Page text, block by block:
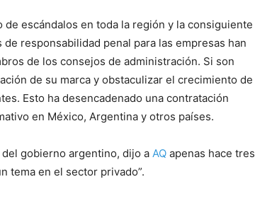
de escándalos en toda la región y la consiguiente
responsabilidad penal para las empresas han
de los consejos de administración. Si son
de su marca y obstaculizar el crecimiento de
Esto ha desencadenado una contratación
en México, Argentina y otros países.
gobierno argentino, dijo a AQ apenas hace tres
tema en el sector privado”.